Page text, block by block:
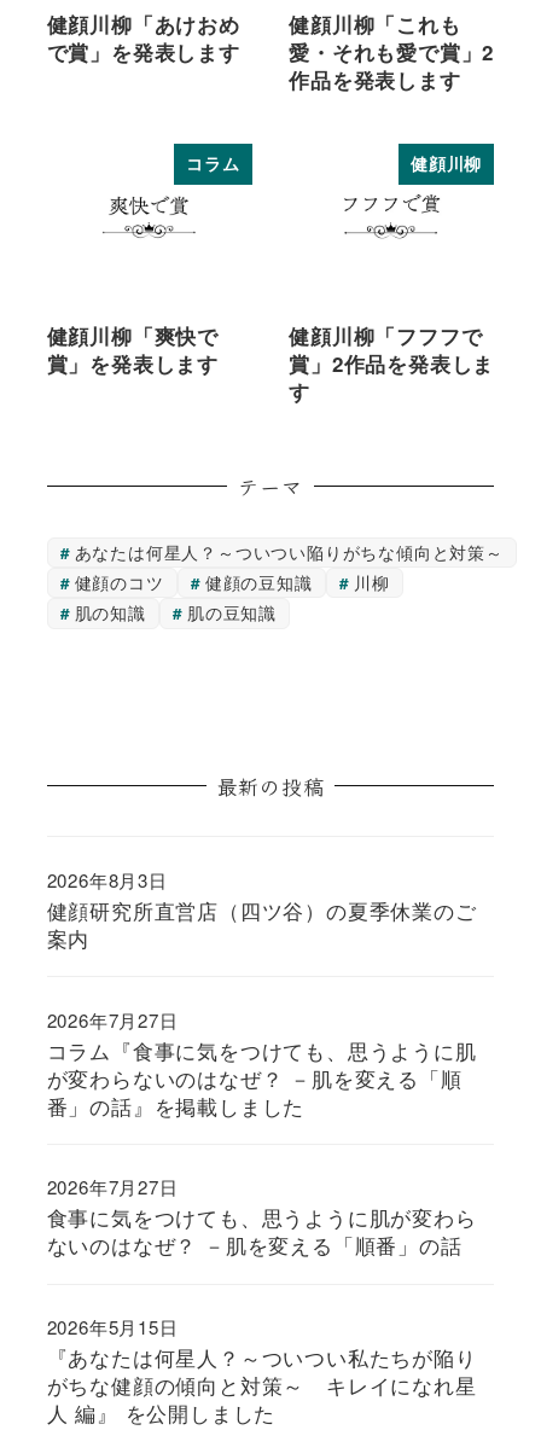
健顔川柳「あけおめ
で賞」を発表します
健顔川柳「これも
愛・それも愛で賞」2
作品を発表します
コラム
健顔川柳「爽快で
賞」を発表します
健顔川柳
健顔川柳「フフフで
賞」2作品を発表しま
す
テーマ
あなたは何星人？～ついつい陥りがちな傾向と対策～
健顔のコツ
健顔の豆知識
川柳
肌の知識
肌の豆知識
最新の投稿
健顔研究所直営店（四ツ谷）の夏季休業のご
案内
2026年8月3日
コラム『食事に気をつけても、思うように肌
が変わらないのはなぜ？ －肌を変える「順
番」の話』を掲載しました
2026年7月27日
食事に気をつけても、思うように肌が変わら
ないのはなぜ？ －肌を変える「順番」の話
2026年7月27日
『あなたは何星人？～ついつい私たちが陥り
がちな健顔の傾向と対策～ キレイになれ星
人 編』 を公開しました
2026年5月15日